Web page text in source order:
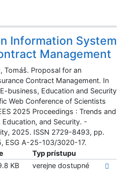
Information System
Management
Tomáš. Proposal for an
Contract Management. In
business, Education and Security
Web Conference of Scientists
2025 Proceedings : Trends and
and Security. -
2025. ISSN 2729-8493, pp.
ESG A-25-103/3020-17.
Typ prístupu
KB verejne dostupné